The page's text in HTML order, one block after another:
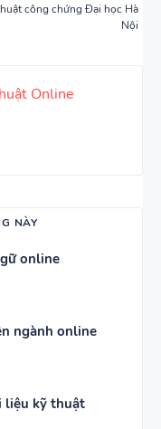
công chứng Đại học Hà
Nội
Online
NÀY
online
ngành online
liệu kỹ thuật